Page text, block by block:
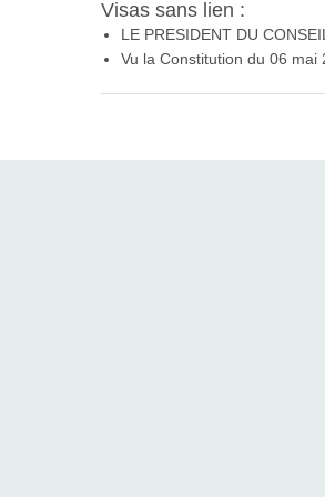
Visas sans lien :
LE PRESIDENT DU CONSEIL,
Vu la Constitution du 06 mai